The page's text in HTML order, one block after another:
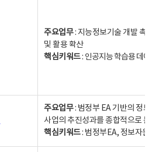
주요업무: 지능정보기술 개발 촉
및 활용 확산
핵심키워드: 인공지능 학습용 데
주요업무: 범정부 EA 기반의 정
사업의 추진성과를 종합적으로
핵심키워드: 범정부EA, 정보자